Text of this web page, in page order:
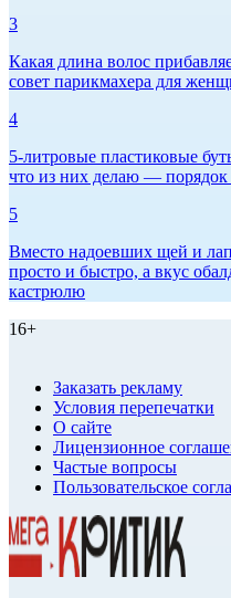
3
Какая длина волос
совет парикмахера для
4
5-литровые пластиковые
что из них делаю — порядок
5
Вместо надоевших щей и
просто и быстро, а вкус
кастрюлю
16+
Заказать рекламу
Условия перепечатки
О сайте
Лицензионное
Частые вопросы
Пользовательское